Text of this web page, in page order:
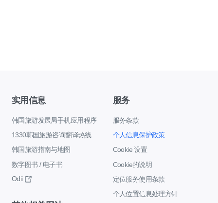
实用信息
韩国旅游发展局手机应用程序
1330韩国旅游咨询翻译热线
韩国旅游指南与地图
数字图书 / 电子书
Odii
服务
服务条款
个人信息保护政策
Cookie 设置
Cookie的说明
定位服务使用条款
个人位置信息处理方针